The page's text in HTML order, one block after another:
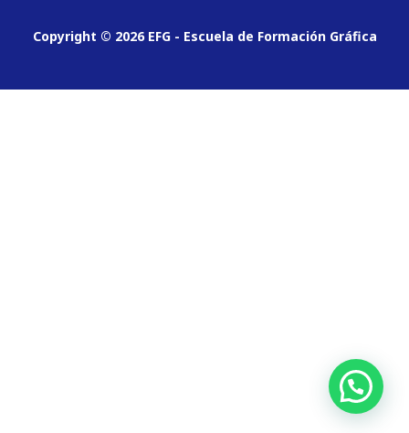
Copyright © 2026 EFG - Escuela de Formación Gráfica